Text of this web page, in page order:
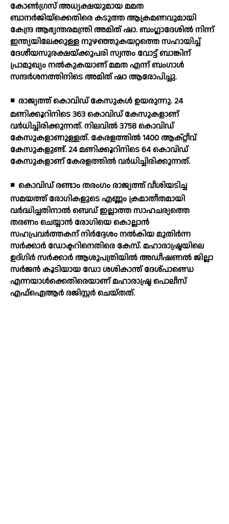
കോണ്‍ഗ്രസ് അധ്യക്ഷയുമായ മമത
ബാനര്‍ജിയ്‌ക്കെതിരെ കടുത്ത ആക്രമണവുമായി
കേന്ദ്ര ആഭ്യന്തരമന്ത്രി അമിത് ഷാ. ബംഗ്ലാദേശില്‍ നിന്ന്
ഇന്ത്യയിലേക്കുള്ള നുഴഞ്ഞുകയറ്റത്തെ സഹായിച്ച്
ദേശീയസുരക്ഷയ്ക്കുപരി സ്വന്തം വോട്ട് ബാങ്കിന്
പ്രാമുഖ്യം നല്‍കുകയാണ് മമത എന്ന് ബംഗാള്‍
സന്ദര്‍ശനത്തിനിടെ അമിത് ഷാ ആരോപിച്ചു.
◾ രാജ്യത്ത് കൊവിഡ് കേസുകള്‍ ഉയരുന്നു. 24
മണിക്കൂറിനിടെ 363 കൊവിഡ് കേസുകളാണ്
വര്‍ധിച്ചിരിക്കുന്നത്. നിലവില്‍ 3758 കൊവിഡ്
കേസുകളാണുള്ളത്. കേരളത്തില്‍ 1400 ആക്റ്റീവ്
കേസുകളുണ്ട്. 24 മണിക്കൂറിനിടെ 64 കൊവിഡ്
കേസുകളാണ് കേരളത്തില്‍ വര്‍ധിച്ചിരിക്കുന്നത്.
◾ കൊവിഡ് രണ്ടാം തരംഗം രാജ്യത്ത് വീശിയടിച്ച
സമയത്ത് രോഗികളുടെ എണ്ണം ക്രമാതീതമായി
വര്‍ദ്ധിച്ചതിനാല്‍ ബെഡ് ഇല്ലാത്ത സാഹചര്യത്തെ
തരണം ചെയ്യാന്‍ രോഗിയെ കൊല്ലാന്‍
സഹപ്രവര്‍ത്തകന് നിര്‍ദ്ദേശം നല്‍കിയ മുതിര്‍ന്ന
സര്‍ക്കാര്‍ ഡോക്ടറിനെതിരെ കേസ്. മഹാരാഷ്ട്രയിലെ
ഉദ്ഗിര്‍ സര്‍ക്കാര്‍ ആശുപത്രിയില്‍ അഡീഷണല്‍ ജില്ലാ
സര്‍ജന്‍ കൂടിയായ ഡോ ശശികാന്ത് ദേശ്പാണ്ഡെ
എന്നയാള്‍ക്കെതിരെയാണ് മഹാരാഷ്ട്ര പൊലീസ്
എഫ്ഐആര്‍ രജിസ്റ്റര്‍ ചെയ്തത്.